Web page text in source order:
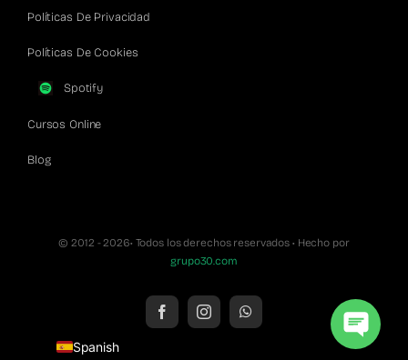
Políticas De Privacidad
Políticas De Cookies
Spotify
Cursos Online
Blog
© 2012 - 2026• Todos los derechos reservados • Hecho por
grupo30.com
Spanish